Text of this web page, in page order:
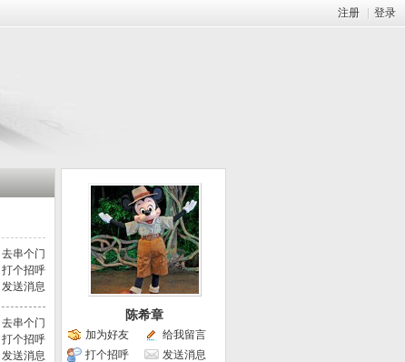
注册 登录
去串个门
打个招呼
发送消息
去串个门
打个招呼
发送消息
陈希章
加为好友
给我留言
打个招呼
发送消息